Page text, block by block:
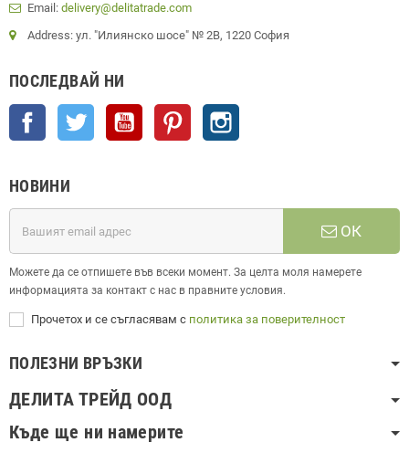
Email: delivery@delitatrade.com
Address: ул. "Илиянско шосе" № 2В, 1220 София
ПОСЛЕДВАЙ НИ
Facebook Twitter YouTube Pinterest
НОВИНИ
ОК
Можете да се отпишете във всеки момент. За целта моля намерете
информацията за контакт с нас в правните условия.
Прочетох и се съгласявам с политика за поверителност
ПОЛЕЗНИ ВРЪЗКИ
ДЕЛИТА ТРЕЙД ООД
Къде ще ни намерите